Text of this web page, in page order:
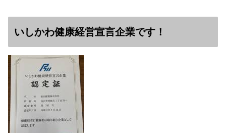
いしかわ健康経営宣言企業です！